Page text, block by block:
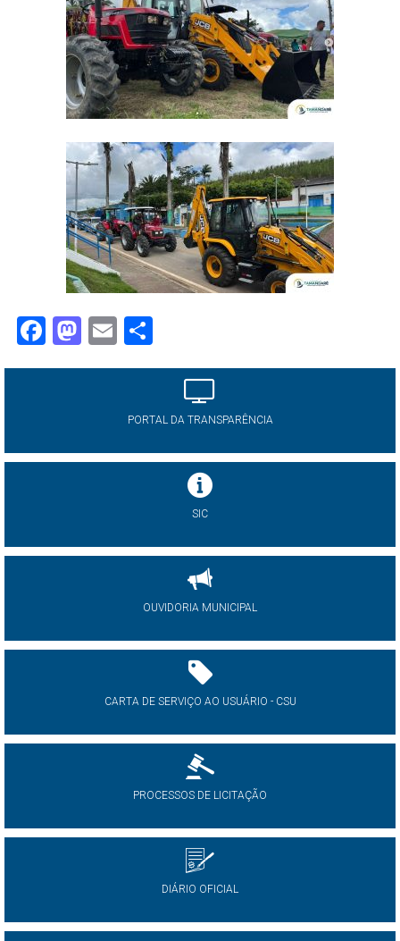
Facebook
Mastodon
Email
PORTAL DA TRANSPARÊNCIA
SIC
OUVIDORIA MUNICIPAL
CARTA DE SERVIÇO AO USUÁRIO - CSU
PROCESSOS DE LICITAÇÃO
DIÁRIO OFICIAL